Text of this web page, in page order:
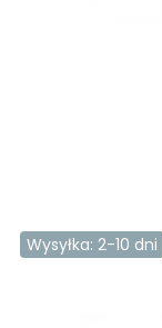
Wysyłka: 2-10 dni